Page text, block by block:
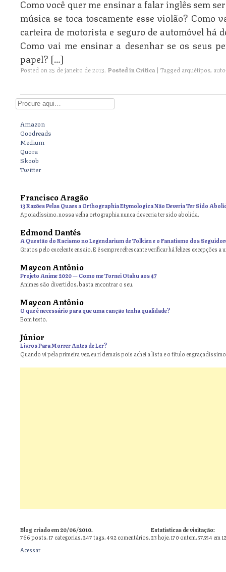
Como você quer me ensinar a falar inglês sem
música se toca toscamente esse violão? Como
carteira de motorista e seguro de automóvel há
Como vai me ensinar a desenhar se os seus
papel? […]
Posted on 25 de janeiro de 2013. Posted in Crítica | Tagged arquétipos,
Digite aqui
Amazon
Goodreads
Medium
Quora
Skoob
Twitter
Francisco Aragão
13 Razões Pelas Quaes a Orthographia Etymologica Não Deveria Ter Sido
Apoiadíssimo, nossa velha ortographia nunca devceria ter sido abolida.
Edmond Dantés
A Questão do Racismo no Legendarium de Tolkien e o Fanatismo dos
Gratos pelo excelente ensaio. E é sempre refrescante verificar há felizes excepções a
Maycon Antônio
Projeto Anime 2020 — Como me Tornei Otaku aos 47
Animes são divertidos, basta encontrar o seu.
Maycon Antônio
O que é necessário para que uma canção tenha qualidade?
Bom texto.
Júnior
Livros Para Morrer Antes de Ler?
Quando vi pela primeira vez, eu ri demais pois achei a lista e o título
Blog criado em 20/06/2010.
766posts,17 categorias,247tags,492comentários.
Estatísticas de visitação:
23 hoje, 170 ontem, 57.554 em
Acessar